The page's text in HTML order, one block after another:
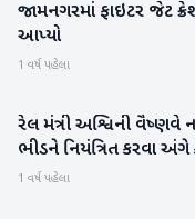
ગુજરાત
જામનગરમાં ફાઇટર જેટ
આપ્યો
1 વર્ષ પહેલા
રાષ્ટ્રીય
રેલ મંત્રી અશ્વિની વૈષ્ણવે
ભીડને નિયંત્રિત કરવા
1 વર્ષ પહેલા